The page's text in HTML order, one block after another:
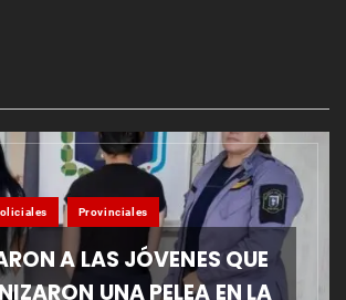
Provinciales
A LAS JÓVENES QUE
UNA PELEA EN LA